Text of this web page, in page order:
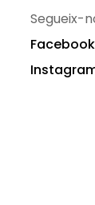
Segueix-
Facebook